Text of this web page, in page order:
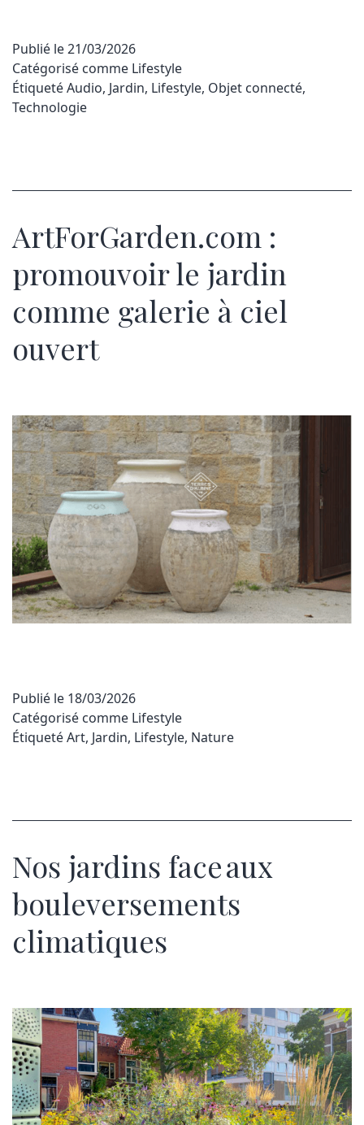
Publié le21/03/2026
Catégorisé comme Lifestyle
ÉtiquetéAudio, Jardin, Lifestyle, Objet connecté,
Technologie
ArtForGarden.com :
promouvoir le jardin
comme galerie à ciel
ouvert
Publié le 18/03/2026
Catégorisé comme Lifestyle
ÉtiquetéArt, Jardin, Lifestyle, Nature
Nos jardins face aux
bouleversements
climatiques